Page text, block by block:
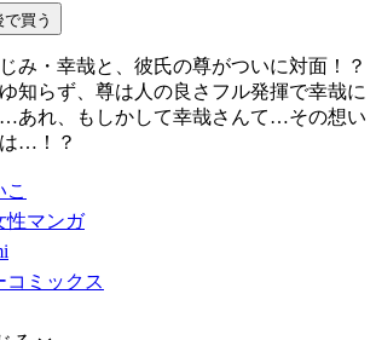
で買う
み・幸哉と、彼氏の尊がついに対面！？
知らず、尊は人の良さフル発揮で幸哉に
あれ、もしかして幸哉さんて…その想い
…！？
こ
性マンガ
コミックス